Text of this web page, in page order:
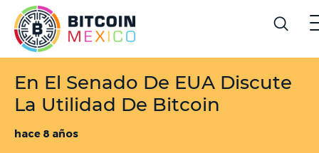
En El Senado De EUA Discute
La Utilidad De Bitcoin
hace 8 años